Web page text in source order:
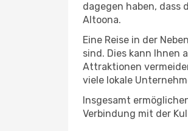
dagegen haben,
Altoona.
Eine Reise in der
sind. Dies kann Ihnen
Attraktionen
viele lokale
Insgesamt
Verbindung mit der